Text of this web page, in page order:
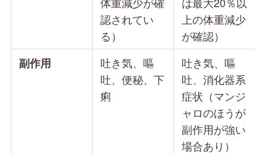
認されてい
る）
上の体重減少
が確認）
副作用
吐き気、嘔
吐、便秘、下
痢
吐き気、嘔
吐、消化器系
症状（マンジ
ャロのほうが
副作用が強い
場合あり）